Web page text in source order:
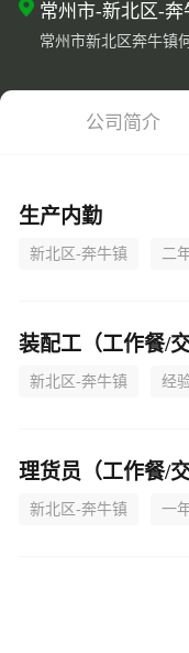
常州市-新北区-奔
常州市新北区奔牛镇
公司简介
生产内勤
新北区-奔牛镇 二
装配工（工作餐/交
新北区-奔牛镇 经
理货员（工作餐/交
新北区-奔牛镇 一